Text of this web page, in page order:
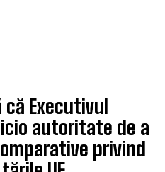
Executivul
autoritate de a
privind